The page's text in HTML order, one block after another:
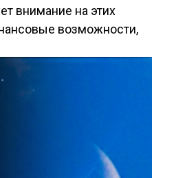
внимание на этих
возможности,